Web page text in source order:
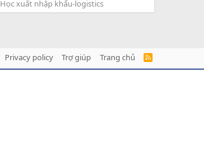
Học xuất nhập khẩu-logistics
Privacy policy Trợ giúp Trang chủ
R